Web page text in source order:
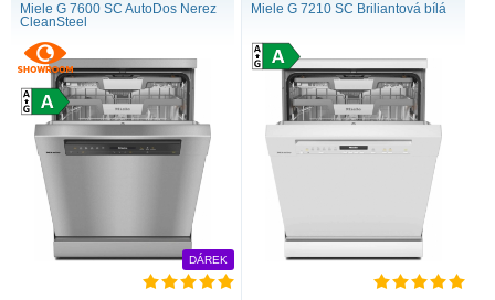
Inovativní vedení vody pro úsporné
oplachování
V programuECOje spotřeba vody redukována na
8,9 litrů. Z tohoto důvodu je potřeba také méně
energie na ohřev – a vy můžete profitovat z
energeticky účinné myčky nádobí. Úspora vody je
možná díky inteligentně navrženému systému
přívodu vody a novému vysoce účinnému
filtračnímu systému. Přídavná izolace snižuje
tepelné ztráty, a tím i energii potřebnou k ohřevu
Miele G 7600 SC AutoDos Nerez
CleanSteel
DÁREK
Miele G 7210 SC Briliantová bílá